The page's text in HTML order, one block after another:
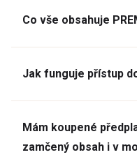
Co vše obsahuje
Jak funguje přístup
Mám koupené
zamčený obsah i v